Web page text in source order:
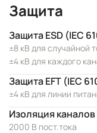
Защита
Защита ESD (IEC
±8 кВ для случайной
±4 кВ для каждого
Защита EFT (IEC
±4 кВ для линии
Изоляция
2000 В пост.тока